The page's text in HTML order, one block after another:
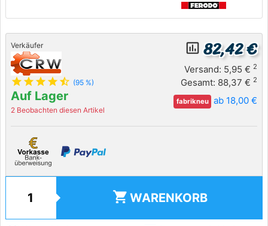
Verkäufer
star star star star star_half (95 %)
Auf Lager
2 Beobachten diesen Artikel
insert_chart_outlined 82,42 €
Versand: 5,95 € 2
Gesamt: 88,37 € 2
fabrikneu ab 18,00 €
shopping_cart WARENKORB